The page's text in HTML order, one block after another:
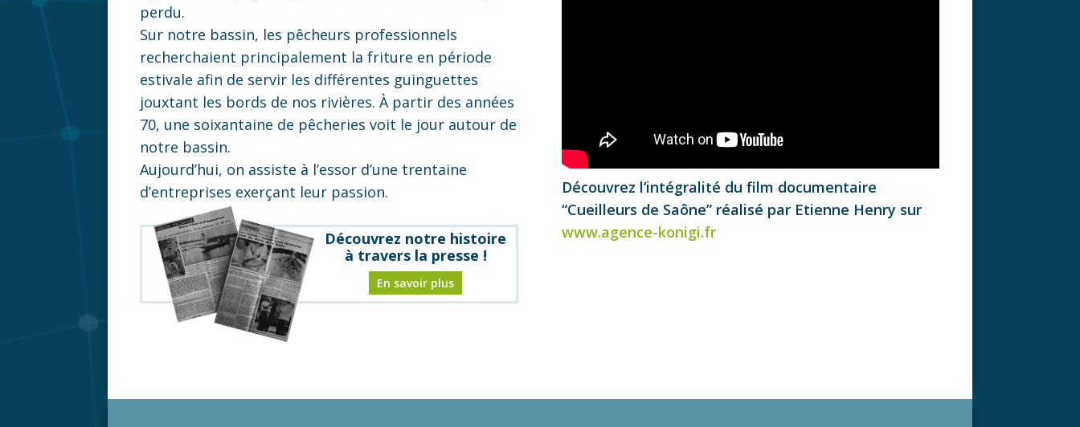
perdu.
Sur notre bassin, les pêcheurs professionnels
recherchaient principalement la friture en période
estivale afin de servir les différentes guinguettes
jouxtant les bords de nos rivières. À partir des années
70, une soixantaine de pêcheries voit le jour autour de
notre bassin.
Aujourd’hui, on assiste à l’essor d’une trentaine
d’entreprises exerçant leur passion.
Découvrez notre histoire
à travers la presse !
En savoir plus
Découvrez l’intégralité du film documentaire
“Cueilleurs de Saône” réalisé par Etienne Henry sur
www.agence-konigi.fr